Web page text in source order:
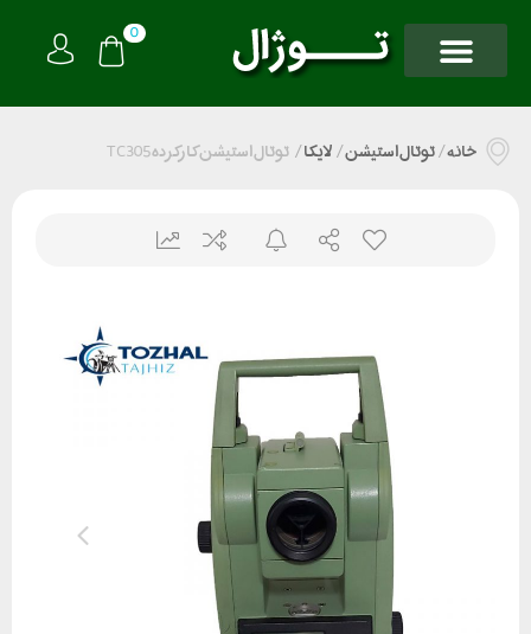
0
خانه/توتال استیشن/لایکا/ توتال استیشن کارکرده TC305